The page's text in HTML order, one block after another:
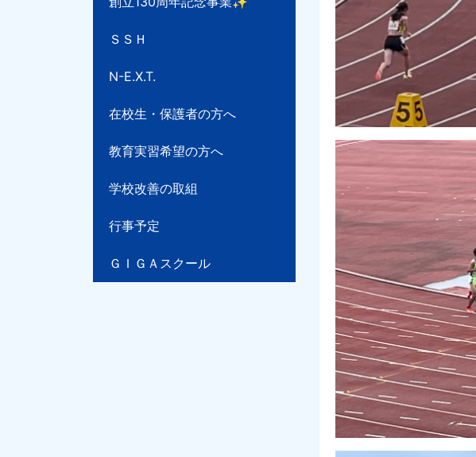
ＳＳＨ
N-E.X.T.
在校生・保護者の方へ
教育実習希望の方へ
学校改善の取組
行事予定
ＧＩＧＡスクール